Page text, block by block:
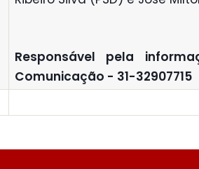
Responsável pela
Comunicação - 31-32907715